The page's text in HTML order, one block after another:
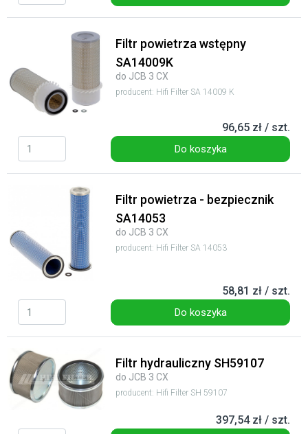
Filtr powietrza wstępny
SA14009K
do JCB 3 CX
producent: Hifi Filter SA 14009 K
96,65 zł / szt.
Do koszyka
Filtr powietrza - bezpiecznik
SA14053
do JCB 3 CX
producent: Hifi Filter SA 14053
58,81 zł / szt.
Do koszyka
Filtr hydrauliczny SH59107
do JCB 3 CX
producent: Hifi Filter SH 59107
397,54 zł / szt.